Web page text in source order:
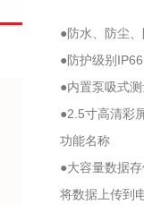
●防水、防尘
●防护级别
●内置泵吸式
●2.5寸高清彩
功能名称
●大容量数据
将数据上传到